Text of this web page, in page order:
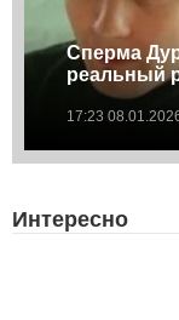
Сперма
реальный
17:23
Интересно